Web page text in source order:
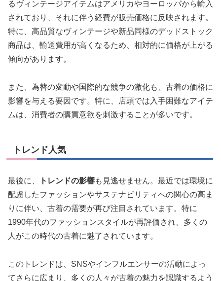
るヴィンテージアイテムはアメリカやヨーロッパから輸入
されており、それに伴う経費が販売価格に反映されます。
特に、高品質なヴィンテージや新品同様のデッドストック
商品は、輸送費用が高くなるため、相対的に価格が上がる
傾向があります。
また、為替の変動や国際的な競争の激化も、古着の価格に
影響を与える要因です。特に、店頭では入手困難なアイテ
ムは、消費者の購買意欲を刺激することが多いです。
トレンド人気
最後に、 トレンドの影響も見逃せません。最近では環境に
配慮したファッションやサステナビリティへの関心の高ま
りに伴い、古着の需要が再び注目されています。特に
1990年代のファッションスタイルが再評価され、多くの
人がこの時代の古着に魅了されています。
このトレンドは、SNSやインフルエンサーの活動によっ
てさらに広まり、多くの人々が古着の魅力を認識するよう